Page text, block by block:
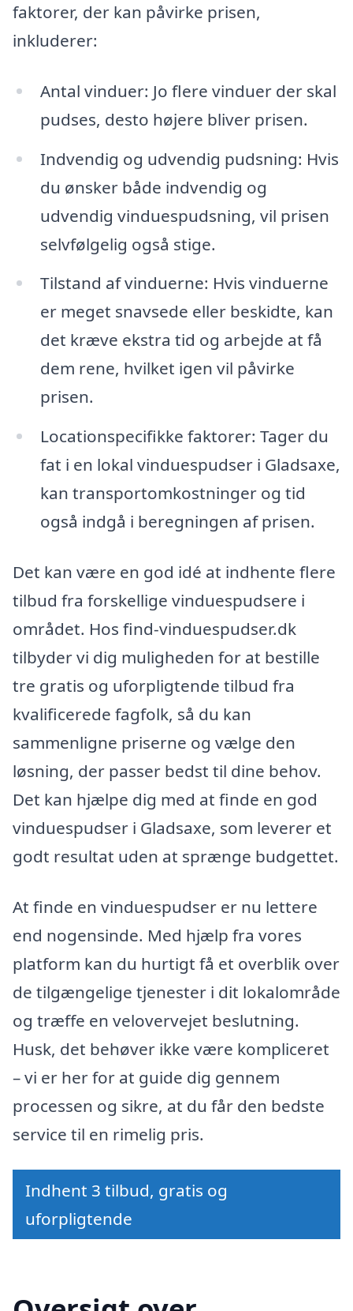
faktorer, der kan påvirke prisen,
inkluderer:
Antal vinduer: Jo flere vinduer der skal
pudses, desto højere bliver prisen.
Indvendig og udvendig pudsning: Hvis
du ønsker både indvendig og
udvendig vinduespudsning, vil prisen
selvfølgelig også stige.
Tilstand af vinduerne: Hvis vinduerne
er meget snavsede eller beskidte, kan
det kræve ekstra tid og arbejde at få
dem rene, hvilket igen vil påvirke
prisen.
Locationspecifikke faktorer: Tager du
fat i en lokal vinduespudser i Gladsaxe,
kan transportomkostninger og tid
også indgå i beregningen af prisen.
Det kan være en god idé at indhente flere
tilbud fra forskellige vinduespudsere i
området. Hos find-vinduespudser.dk
tilbyder vi dig muligheden for at bestille
tre gratis og uforpligtende tilbud fra
kvalificerede fagfolk, så du kan
sammenligne priserne og vælge den
løsning, der passer bedst til dine behov.
Det kan hjælpe dig med at finde en god
vinduespudser i Gladsaxe, som leverer et
godt resultat uden at sprænge budgettet.
At finde en vinduespudser er nu lettere
end nogensinde. Med hjælp fra vores
platform kan du hurtigt få et overblik over
de tilgængelige tjenester i dit lokalområde
og træffe en velovervejet beslutning.
Husk, det behøver ikke være kompliceret
– vi er her for at guide dig gennem
processen og sikre, at du får den bedste
service til en rimelig pris.
Indhent 3 tilbud, gratis og
uforpligtende